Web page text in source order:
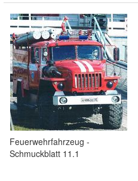
Feuerwehrfahrzeug -
Schmuckblatt 11.1